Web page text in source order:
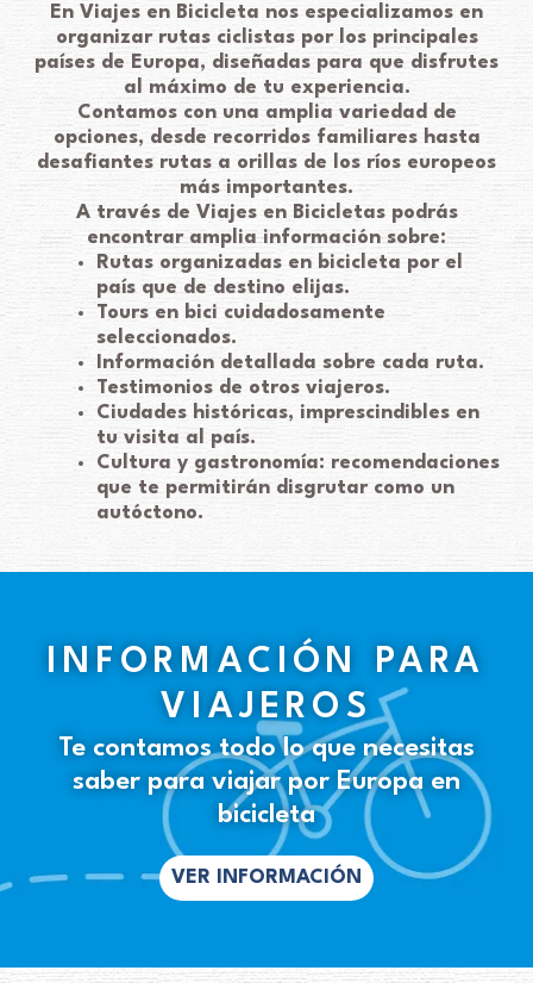
En Viajes en Bicicleta nos especializamos en
organizar rutas ciclistas por los principales
países de Europa, diseñadas para que disfrutes
al máximo de tu experiencia.
Contamos con una amplia variedad de
opciones, desde recorridos familiares hasta
desafiantes rutas a orillas de los ríos europeos
más importantes.
A través de Viajes en Bicicletas podrás
encontrar amplia información sobre:
Rutas organizadas en bicicleta por el
país que de destino elijas.
Tours en bici cuidadosamente
seleccionados.
Información detallada sobre cada ruta.
Testimonios de otros viajeros.
Ciudades históricas, imprescindibles en
tu visita al país.
Cultura y gastronomía: recomendaciones
que te permitirán disgrutar como un
autóctono.
INFORMACIÓN PARA
VIAJEROS
Te contamos todo lo que necesitas
saber para viajar por Europa en
bicicleta
VER INFORMACIÓN